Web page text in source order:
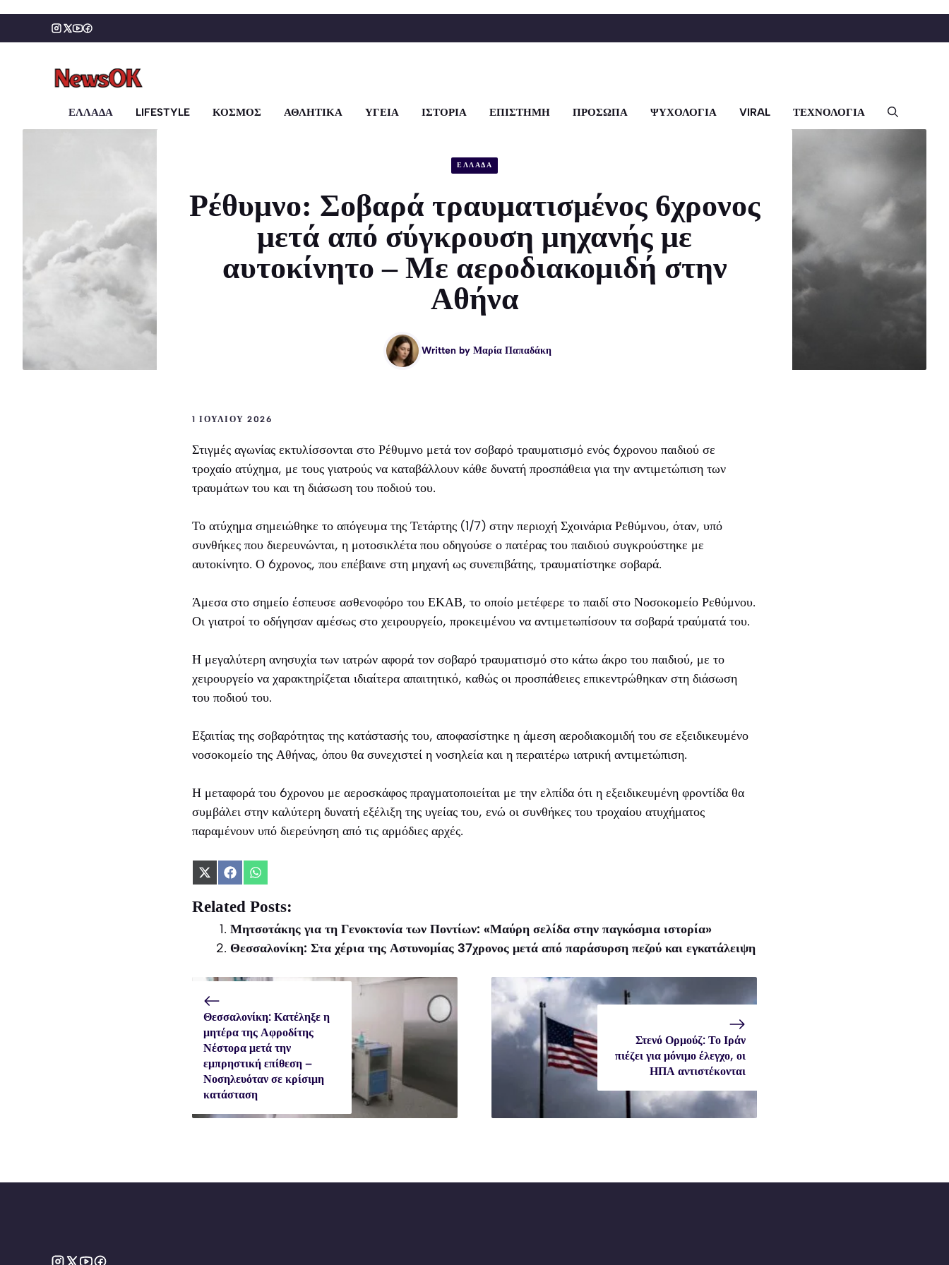
περιεχόμενο
ΕΛΛΑΔΑ LIFESTYLE ΚΟΣΜΟΣ ΑΘΛΗΤΙΚΑ ΥΓΕΙΑ ΙΣΤΟΡΙΑ ΕΠΙΣΤΗΜΗ ΠΡΟΣΩΠΑ ΨΥΧΟΛΟΓΙΑ VIRAL ΤΕΧΝΟΛΟΓΙΑ
ΕΛΛΑΔΑ
Ρέθυμνο: Σοβαρά τραυματισμένος 6χρονος
μετά από σύγκρουση μηχανής με
αυτοκίνητο – Με αεροδιακομιδή στην
Αθήνα
Written by Μαρία Παπαδάκη
1 ΙΟΥΛΊΟΥ 2026
Στιγμές αγωνίας εκτυλίσσονται στο Ρέθυμνο μετά τον σοβαρό τραυματισμό ενός 6χρονου παιδιού σε
τροχαίο ατύχημα, με τους γιατρούς να καταβάλλουν κάθε δυνατή προσπάθεια για την αντιμετώπιση των
τραυμάτων του και τη διάσωση του ποδιού του.
Το ατύχημα σημειώθηκε το απόγευμα της Τετάρτης (1/7) στην περιοχή Σχοινάρια Ρεθύμνου, όταν, υπό
συνθήκες που διερευνώνται, η μοτοσικλέτα που οδηγούσε ο πατέρας του παιδιού συγκρούστηκε με
αυτοκίνητο. Ο 6χρονος, που επέβαινε στη μηχανή ως συνεπιβάτης, τραυματίστηκε σοβαρά.
Άμεσα στο σημείο έσπευσε ασθενοφόρο του ΕΚΑΒ, το οποίο μετέφερε το παιδί στο Νοσοκομείο Ρεθύμνου.
Οι γιατροί το οδήγησαν αμέσως στο χειρουργείο, προκειμένου να αντιμετωπίσουν τα σοβαρά τραύματά του.
Η μεγαλύτερη ανησυχία των ιατρών αφορά τον σοβαρό τραυματισμό στο κάτω άκρο του παιδιού, με το
χειρουργείο να χαρακτηρίζεται ιδιαίτερα απαιτητικό, καθώς οι προσπάθειες επικεντρώθηκαν στη διάσωση
του ποδιού του.
Εξαιτίας της σοβαρότητας της κατάστασής του, αποφασίστηκε η άμεση αεροδιακομιδή του σε εξειδικευμένο
νοσοκομείο της Αθήνας, όπου θα συνεχιστεί η νοσηλεία και η περαιτέρω ιατρική αντιμετώπιση.
Η μεταφορά του 6χρονου με αεροσκάφος πραγματοποιείται με την ελπίδα ότι η εξειδικευμένη φροντίδα θα
συμβάλει στην καλύτερη δυνατή εξέλιξη της υγείας του, ενώ οι συνθήκες του τροχαίου ατυχήματος
παραμένουν υπό διερεύνηση από τις αρμόδιες αρχές.
Share
X
(Twitter)
Share
Facebook
Share
WhatsApp
Related Posts:
Μητσοτάκης για τη Γενοκτονία των Ποντίων: «Μαύρη σελίδα στην παγκόσμια ιστορία»
Θεσσαλονίκη: Στα χέρια της Αστυνομίας 37χρονος μετά από παράσυρση πεζού και εγκατάλειψη
Θεσσαλονίκη: Κατέληξε η
μητέρα της Αφροδίτης
Νέστορα μετά την
εμπρηστική επίθεση –
Νοσηλευόταν σε κρίσιμη
κατάσταση
Στενό Ορμούζ: Το Ιράν
πιέζει για μόνιμο έλεγχο, οι
ΗΠΑ αντιστέκονται